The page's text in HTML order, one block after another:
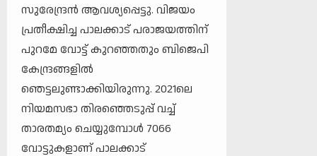
സുരേന്ദ്രൻ ആവശ്യപ്പെട്ടു. വിജയം
പ്രതീക്ഷിച്ച പാലക്കാട് പരാജയത്തിന്
പുറമേ വോട്ട് കുറഞ്ഞതും ബിജെപി
കേന്ദ്രങ്ങളിൽ
ഞെട്ടലുണ്ടാക്കിയിരുന്നു. 2021ലെ
നിയമസഭാ തിരഞ്ഞെടുപ്പ് വച്ച്
താരതമ്യം ചെയ്യുമ്പോൾ 7066
വോട്ടുകളാണ് പാലക്കാട്